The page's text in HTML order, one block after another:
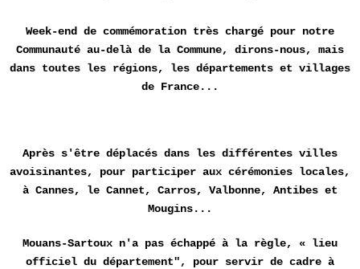
Week-end de commémoration très chargé pour notre
Communauté au-delà de la Commune, dirons-nous, mais
dans toutes les régions, les départements et villages
de France...
Après s'être déplacés dans les différentes villes
avoisinantes, pour participer aux cérémonies locales,
à Cannes, le Cannet, Carros, Valbonne, Antibes et
Mougins...
Mouans-Sartoux n'a pas échappé à la règle, « lieu
officiel du département", pour servir de cadre à